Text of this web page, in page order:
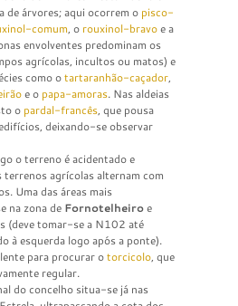
de árvores; aqui ocorrem o pisco-
comum, o rouxinol-bravoe a
envolventes predominam os
agrícolas, incultos ou matos) e
como otartaranhão-caçador,
e o papa-amoras. Nas aldeias
o pardal-francês, que pousa
deixando-se observar
o terreno é acidentado e
terrenos agrícolas alternam com
Uma das áreas mais
na zona de Fornotelheiroe
(deve tomar-se a N102 até
à esquerda logo após a ponte).
para procurar otorcicolo, que
regular.
do concelho situa-se já nas